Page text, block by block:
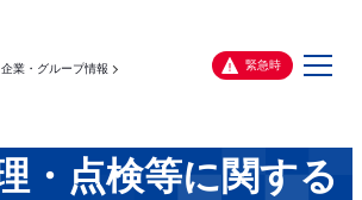
企業・グループ情報 緊急時
メ
・点検等に関する